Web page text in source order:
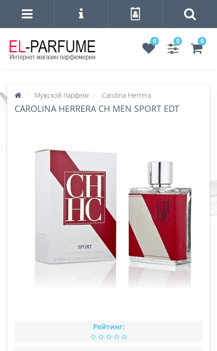
0 0 0
Мужской парфюм Carolina Herrera
CAROLINA HERRERA CH MEN SPORT EDT
Рейтинг: